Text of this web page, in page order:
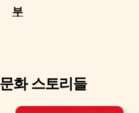
부
화 스토리들